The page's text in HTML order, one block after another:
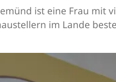
ist eine Frau mit
im Lande